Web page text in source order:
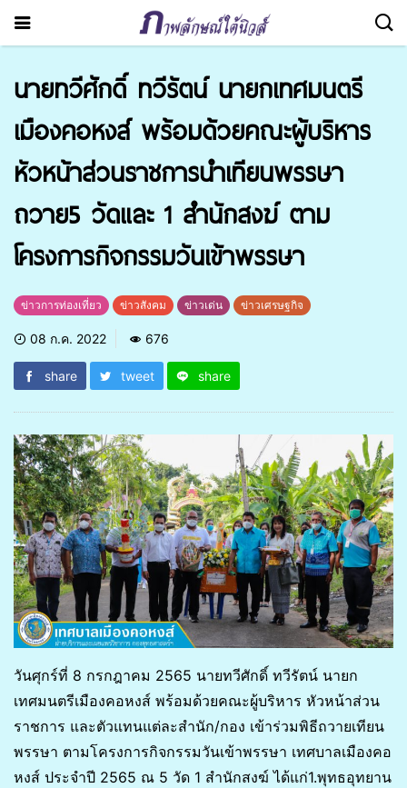
นายทวีศักดิ์ ทวีรัตน์ นายกเทศมนตรี
เมืองคอหงส์ พร้อมด้วยคณะผู้บริหาร
หัวหน้าส่วนราชการนำเทียนพรรษา
ถวาย5 วัดและ 1 สำนักสงฆ์ ตาม
โครงการกิจกรรมวันเข้าพรรษา
ข่าวการท่องเที่ยว ข่าวสังคม ข่าวเด่น ข่าวเศรษฐกิจ
08 ก.ค. 2022 676
share tweet share
วันศุกร์ที่ 8 กรกฎาคม 2565 นายทวีศักดิ์ ทวีรัตน์ นายก
เทศมนตรีเมืองคอหงส์ พร้อมด้วยคณะผู้บริหาร หัวหน้าส่วน
ราชการ และตัวแทนแต่ละสำนัก/กอง เข้าร่วมพิธีถวายเทียน
พรรษา ตามโครงการกิจกรรมวันเข้าพรรษา เทศบาลเมืองคอ
หงส์ ประจำปี 2565 ณ 5 วัด 1 สำนักสงฆ์ ได้แก่1.พุทธอุทยาน